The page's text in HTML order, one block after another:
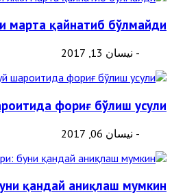
марта қайнатиб бўлмайди
- نيسان 13, 2017
фориғ бўлиш усули
- نيسان 06, 2017
қандай аниқлаш мумкин